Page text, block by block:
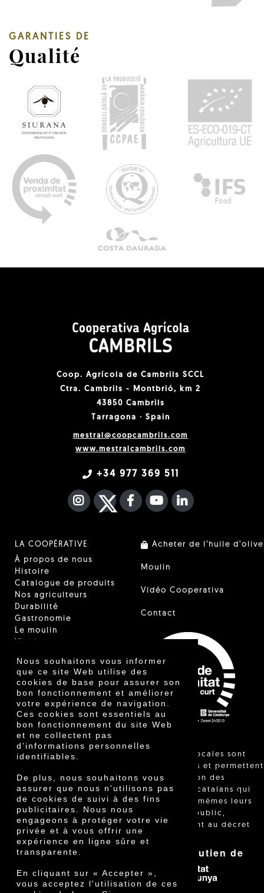
Nous souhaitons vous informer
que ce site Web utilise des
cookies de base pour assurer son
bon fonctionnement et améliorer
votre expérience de navigation.
Ces cookies sont essentiels au
bon fonctionnement du site Web
et ne collectent pas
d’informations personnelles
identifiables.
De plus, nous souhaitons vous
assurer que nous n'utilisons pas
de cookies de suivi à des fins
publicitaires. Nous nous
engageons à protéger votre vie
privée et à vous offrir une
expérience en ligne sûre et
transparente.
En cliquant sur « Accepter »,
vous acceptez l'utilisation de ces
GARANTIES DE
Qualité
Coop. Agrícola de Cambrils SCCL
Ctra. Cambrils - Montbrió, km 2
43850 Cambrils
Tarragona · Spain
mestral@coopcambrils.com
www.mestralcambrils.com
+34 977 369 511
INSTAGRAM
TWITTER
FACEBOOK F
YOUTUBEFA LINKEDIN
LA COOPÉRATIVE
À propos de nous
Histoire
Catalogue de produits
Nos agriculteurs
Durabilité
Gastronomie
Le moulin
Certificats
Prix
Innovation
Acheter de l'huile d'olive
Moulin
Vidéo Cooperativa
Contact
"Les ventes locales sont
réglementées et permettent
l'identification des
agriculteurs catalans qui
vendent eux-mêmes leurs
produits au public,
conformément au décret
Avec le soutien de